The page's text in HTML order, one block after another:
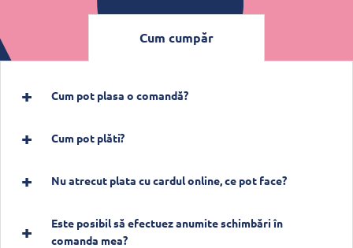
Cum cumpăr
Cum pot plasa o comandă?
Cum pot plăti?
Nu atrecut plata cu cardul online, ce pot face?
Este posibil să efectuez anumite schimbări în
comanda mea?